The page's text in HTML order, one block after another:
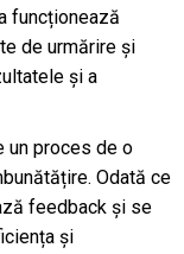
funcționează
de urmărire și
și a
un proces de o
Odată ce
feedback și se
și